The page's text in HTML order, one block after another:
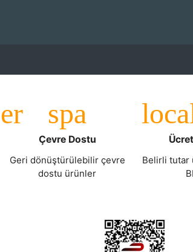
Çevre Dostu
Geri dönüştürülebilir çevre
dostu ürünler
Belirli tutar